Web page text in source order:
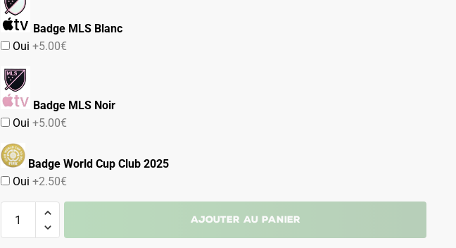
Badge MLS Blanc
Oui+5.00€
Badge MLS Noir
Oui+5.00€
Badge World Cup Club 2025
Oui+2.50€
Ajouter au panier